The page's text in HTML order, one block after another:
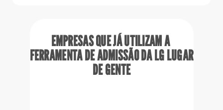
EMPRESAS QUE JÁ UTILIZAM A
FERRAMENTA DE ADMISSÃO DA LG LUGAR
DE GENTE